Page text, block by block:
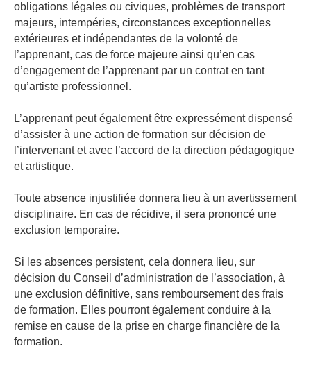
obligations légales ou civiques, problèmes de transport
majeurs, intempéries, circonstances exceptionnelles
extérieures et indépendantes de la volonté de
l’apprenant, cas de force majeure ainsi qu’en cas
d’engagement de l’apprenant par un contrat en tant
qu’artiste professionnel.
L’apprenant peut également être expressément dispensé
d’assister à une action de formation sur décision de
l’intervenant et avec l’accord de la direction pédagogique
et artistique.
Toute absence injustifiée donnera lieu à un avertissement
disciplinaire. En cas de récidive, il sera prononcé une
exclusion temporaire.
Si les absences persistent, cela donnera lieu, sur
décision du Conseil d’administration de l’association, à
une exclusion définitive, sans remboursement des frais
de formation. Elles pourront également conduire à la
remise en cause de la prise en charge financière de la
formation.